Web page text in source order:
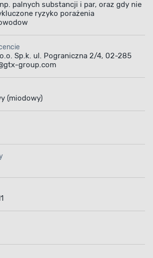
palnych substancji i par, oraz gdy nie
ryzyko porażenia
Sp.k. ul. Pograniczna 2/4, 02-285
group.com
(miodowy)